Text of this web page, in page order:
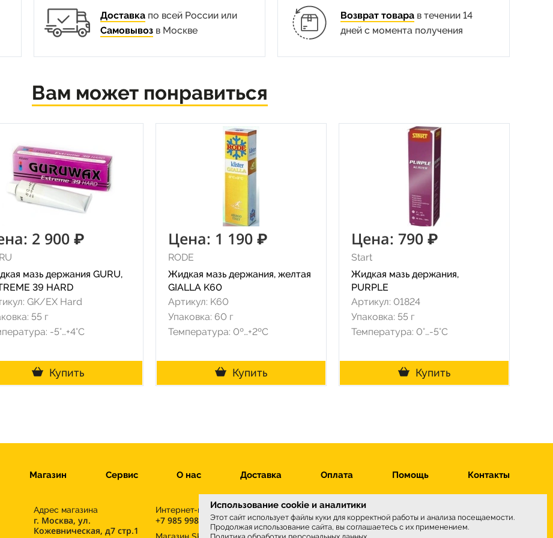
Доставкапо всей России или
Самовывозв Москве
Возврат товарав течении 14
дней с момента получения
Вам может понравиться
2 900 ₽
мазь держания GURU,
39 HARD
GK/EX Hard
55 г
-5°…+4°C
Купить
Цена: 1 190 ₽
RODE
Жидкая мазь держания, желтая
GIALLA K60
Артикул: K60
Упаковка: 60 г
Температура: 0º…+2ºC
Купить
Цена: 790 ₽
Start
Жидкая мазь держания,
PURPLE
Артикул: 01824
Упаковка: 55 г
Температура: 0°…-5°C
Купить
Магазин Сервис О нас Доставка Оплата Помощь Контакты
Адрес магазина
г. Москва, ул.
Кожевническая, д7 стр.1
Интернет-магазин
+7 985 998-96-71
Мы принимаем
Использование cookie и аналитики
Этот сайт использует файлы куки для корректной работы и анализа посещаемости.
Продолжая использование сайта, вы соглашаетесь с их применением.